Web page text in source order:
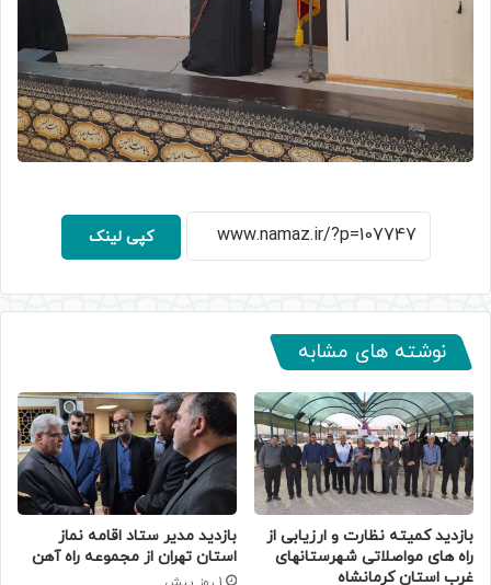
کپی لینک
نوشته های مشابه
بازدید کمیته نظارت و ارزیابی از
راه های مواصلاتی شهرستانهای
غرب استان کرمانشاه
بازدید مدیر ستاد اقامه نماز
استان تهران از مجموعه راه آهن